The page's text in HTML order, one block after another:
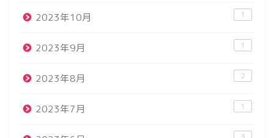
2023年10月 1
2023年9月 1
2023年8月 2
2023年7月 1